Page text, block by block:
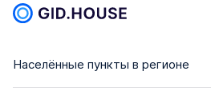
Населённые пункты в регионе